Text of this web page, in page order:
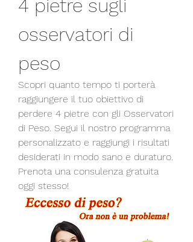
4 pietre sugli
osservatori di
peso
Scopri quanto tempo ti porterà
raggiungere il tuo obiettivo di
perdere 4 pietre con gli Osservatori
di Peso. Segui il nostro programma
personalizzato e raggiungi i risultati
desiderati in modo sano e duraturo.
Prenota una consulenza gratuita
oggi stesso!